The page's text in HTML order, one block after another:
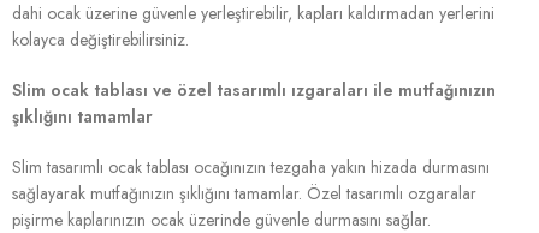
dahi ocak üzerine güvenle yerleştirebilir, kapları kaldırmadan yerlerini
kolayca değiştirebilirsiniz.
Slim ocak tablası ve özel tasarımlı ızgaraları ile mutfağınızın
şıklığını tamamlar
Slim tasarımlı ocak tablası ocağınızın tezgaha yakın hizada durmasını
sağlayarak mutfağınızın şıklığını tamamlar. Özel tasarımlı ozgaralar
pişirme kaplarınızın ocak üzerinde güvenle durmasını sağlar.